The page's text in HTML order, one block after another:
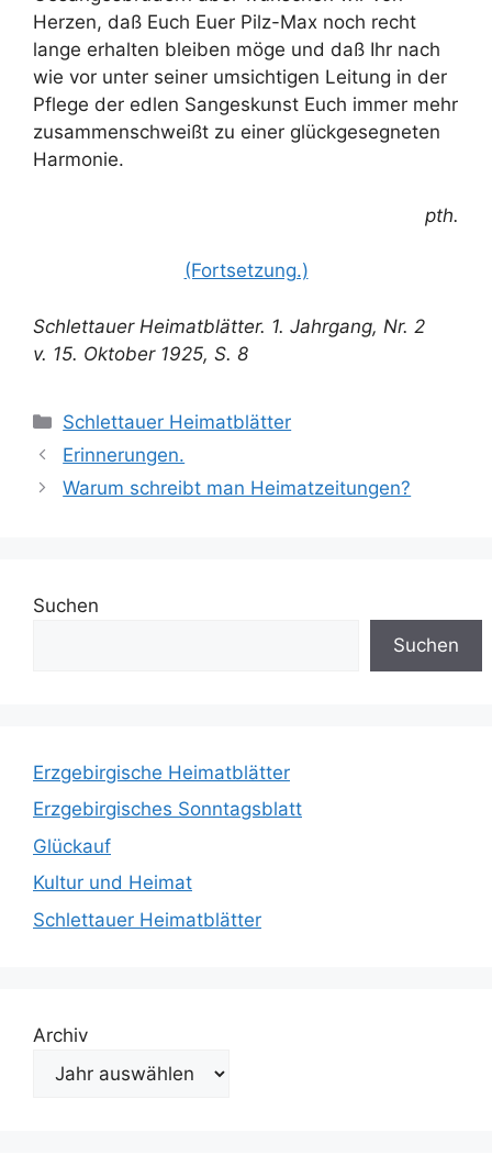
Herzen, daß Euch Euer Pilz-Max noch recht
lange erhalten bleiben möge und daß Ihr nach
wie vor unter seiner umsichtigen Leitung in der
Pflege der edlen Sangeskunst Euch immer mehr
zusammenschweißt zu einer glückgesegneten
Harmonie.
pth.
(Fortsetzung.)
Schlettauer Heimatblätter. 1. Jahrgang, Nr. 2
v. 15. Oktober 1925, S. 8
Kategorien
Schlettauer Heimatblätter
Erinnerungen.
Warum schreibt man Heimatzeitungen?
Suchen
Suchen
Erzgebirgische Heimatblätter
Erzgebirgisches Sonntagsblatt
Glückauf
Kultur und Heimat
Schlettauer Heimatblätter
Archiv